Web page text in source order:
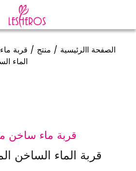
الصفحة االرئيسية / منتج / قربة
الماء
قربة ماء ساخن
قربة الماء الساخن